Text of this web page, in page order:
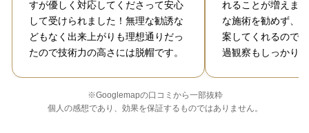
すが優しく対応してくださって安心
して受けられました！無理な勧誘な
どもなく出来上がりも理想通りだっ
たので技術力の高さには脱帽です。
れることが増えま
な施術を勧めず、
案してくれるので
過観察もしっかり
※Googlemapの口コミから一部抜粋
個人の感想であり、効果を保証するものではありません。